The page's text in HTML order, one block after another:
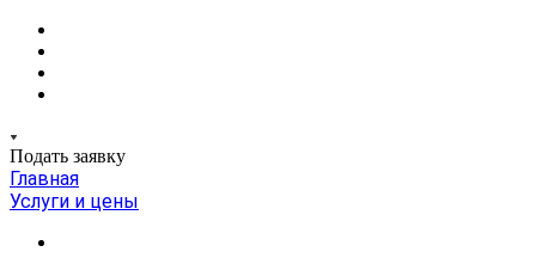
Подать заявку
Главная
Услуги и цены